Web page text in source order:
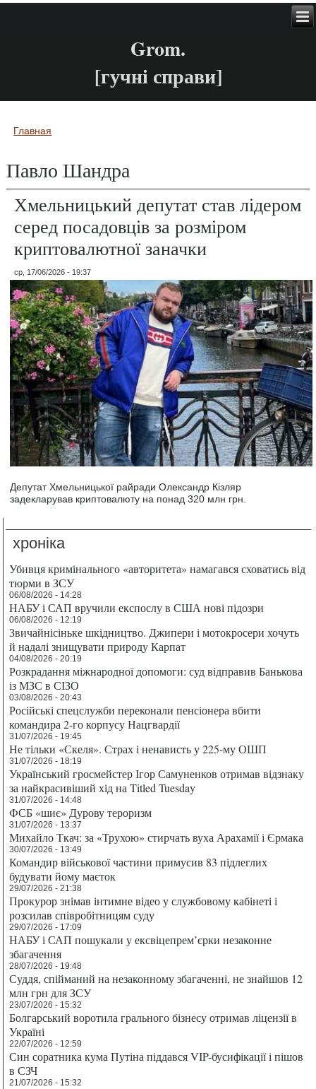
Grom.
[гучні справи]
Вы здесь
Главная
Павло Шандра
Хмельницький депутат став лідером
серед посадовців за розміром
криптовалютної заначки
ср, 17/06/2026 - 19:37
Депутат Хмельницької райради Олександр Кізляр
задекларував криптовалюту на понад 320 млн грн.
хроніка
Убивця кримінального «авторитета» намагався сховатись від
тюрми в ЗСУ
06/08/2026 - 14:28
НАБУ і САП вручили експослу в США нові підозри
06/08/2026 - 12:19
Звичайнісіньке шкідництво. Джипери і мотокросери хочуть
й надалі знищувати природу Карпат
04/08/2026 - 20:19
Розкрадання міжнародної допомоги: суд відправив Банькова
із МЗС в СІЗО
03/08/2026 - 20:43
Російські спецслужби переконали пенсіонера вбити
командира 2-го корпусу Нацгвардії
31/07/2026 - 19:45
Не тільки «Скеля». Страх і ненависть у 225-му ОШП
31/07/2026 - 18:19
Український гросмейстер Ігор Самуненков отримав відзнаку
за найкрасивіший хід на Titled Tuesday
31/07/2026 - 14:48
ФСБ «шиє» Дурову тероризм
31/07/2026 - 13:37
Михайло Ткач: за «Трухою» стирчать вуха Арахамії і Єрмака
30/07/2026 - 13:49
Командир військової частини примусив 83 підлеглих
будувати йому маєток
29/07/2026 - 21:38
Прокурор знімав інтимне відео у службовому кабінеті і
розсилав співробітницям суду
29/07/2026 - 17:09
НАБУ і САП пошукали у ексвіцепрем’єрки незаконне
збагачення
28/07/2026 - 19:48
Суддя, спійманий на незаконному збагаченні, не знайшов 12
млн грн для ЗСУ
23/07/2026 - 15:32
Болгарський воротила грального бізнесу отримав ліцензії в
Україні
22/07/2026 - 12:59
Син соратника кума Путіна піддався VIP-бусифікації і пішов
в СЗЧ
21/07/2026 - 15:32